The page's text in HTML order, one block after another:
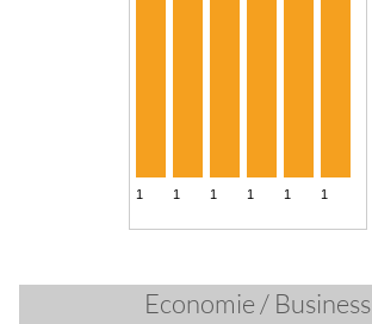
Economie / Business